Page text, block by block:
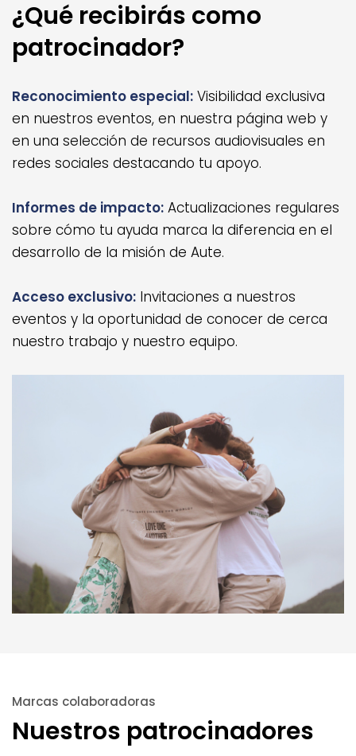
¿Qué recibirás como
patrocinador?
Reconocimiento especial: Visibilidad exclusiva
en nuestros eventos, en nuestra página web y
en una selección de recursos audiovisuales en
redes sociales destacando tu apoyo.
Informes de impacto: Actualizaciones regulares
sobre cómo tu ayuda marca la diferencia en el
desarrollo de la misión de Aute.
Acceso exclusivo: Invitaciones a nuestros
eventos y la oportunidad de conocer de cerca
nuestro trabajo y nuestro equipo.
Marcas colaboradoras
Nuestros patrocinadores